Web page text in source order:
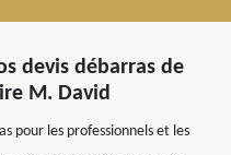
devis débarras de
M. David
pour les professionnels et les